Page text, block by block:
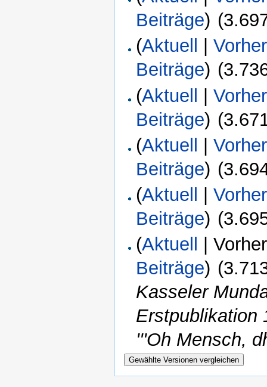
Beiträge)
(Aktuell |
Beiträge)
(Aktuell |
Beiträge)
(Aktuell |
Beiträge)
(Aktuell |
Beiträge)
(Aktuell
|
Beiträge)
Kasseler
Erstpublikation
'''Oh Mensch,